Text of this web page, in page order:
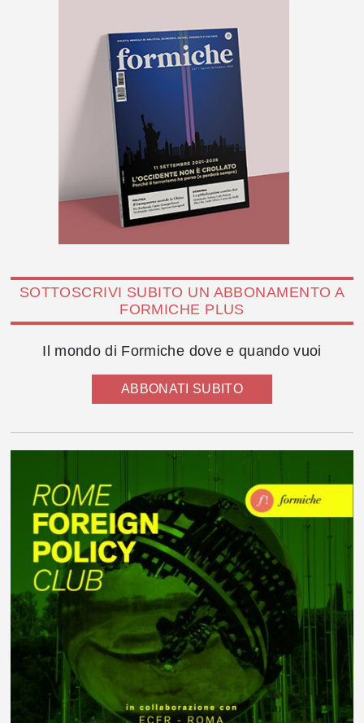
SOTTOSCRIVI SUBITO UN ABBONAMENTO A
FORMICHE PLUS
Il mondo di Formiche dove e quando vuoi
ABBONATI SUBITO